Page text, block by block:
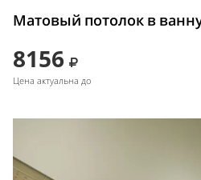
Матовый потолок в
8156
Цена актуальна до